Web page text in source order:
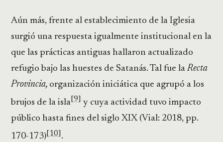
Aún más, frente al establecimiento de la Iglesia
surgió una respuesta igualmente institucional en la
que las prácticas antiguas hallaron actualizado
refugio bajo las huestes de Satanás. Tal fue laRecta
Provincia, organización iniciática que agrupó a los
brujos de la isla [9] y cuya actividad tuvo impacto
público hasta fines del siglo XIX (Vial: 2018, pp.
170-173)[10] .